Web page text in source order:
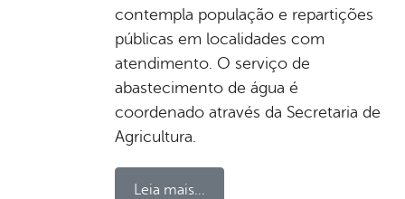
contempla população e repartições
públicas em localidades com
atendimento. O serviço de
abastecimento de água é
coordenado através da Secretaria de
Agricultura.
Leia mais...